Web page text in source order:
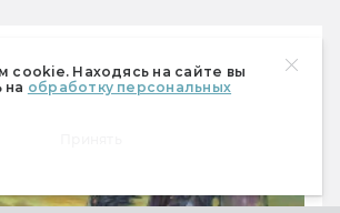
cookie. Находясь на сайте вы
на обработку персональных
также